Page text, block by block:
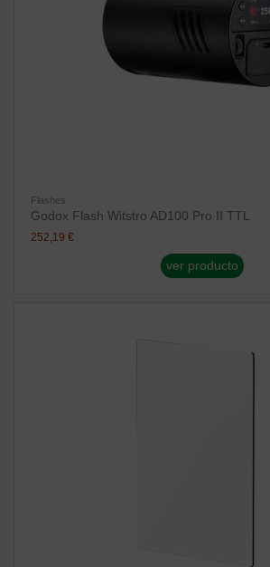
Flashes
Godox Flash Witstro AD100 Pro II TTL
252,19 €
ver producto